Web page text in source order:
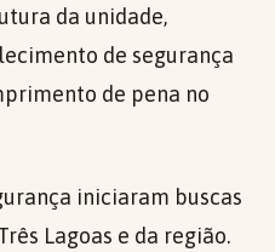
da unidade,
de segurança
de pena no
iniciaram buscas
Lagoas e da região.